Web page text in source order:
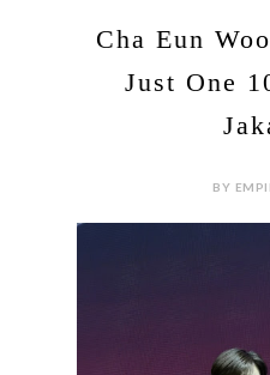
Cha Eun
Just One
BY